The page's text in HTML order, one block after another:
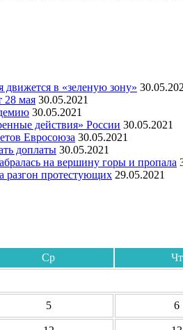
в «зеленую зону»
28 мая 30.05.2021
30.05.2021
действия» России 30.05.2021
Евросоюза 30.05.2021
доплаты 30.05.2021
на вершину горы и пропала
протестующих 29.05.2021
Ср Чт
5 6